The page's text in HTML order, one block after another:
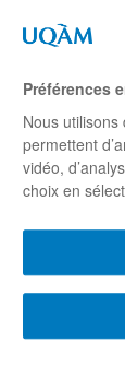
Préférences
Nous
permettent
vidéo,
choix en